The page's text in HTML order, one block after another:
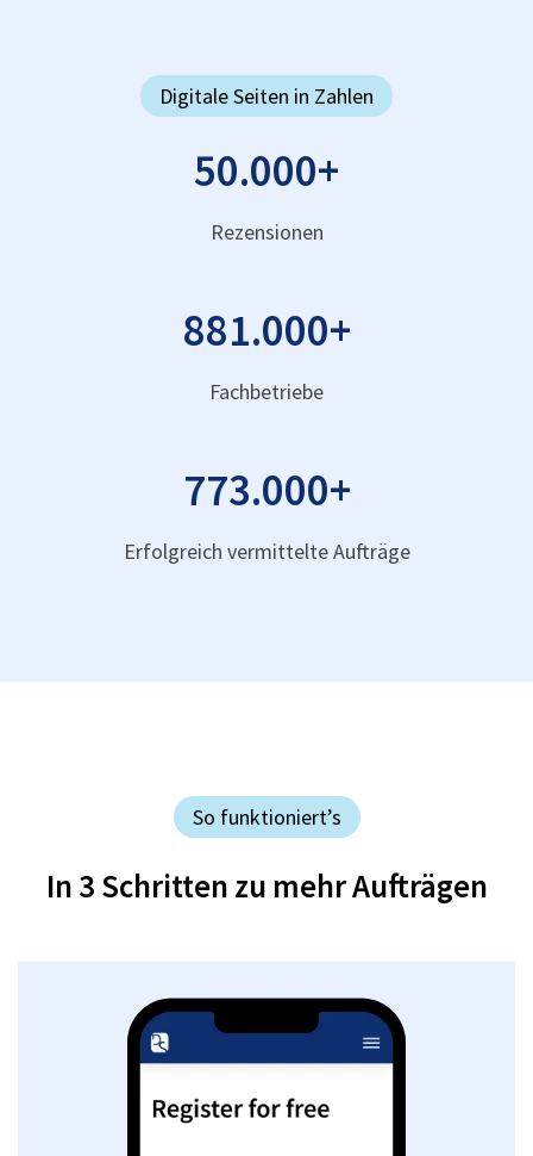
Digitale Seiten in Zahlen
50.000+
Rezensionen
881.000+
Fachbetriebe
773.000+
Erfolgreich vermittelte Aufträge
So funktioniert’s
In 3 Schritten zu mehr Aufträgen